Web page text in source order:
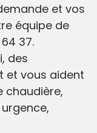
et vos
équipe de
37.
des
et vous aident
chaudière,